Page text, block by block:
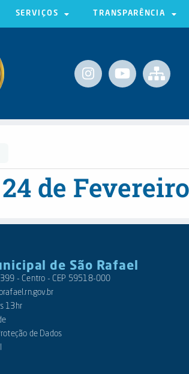
SERVIÇOS TRANSPARÊNCIA
de
de São Rafael
399 - Centro - CEP 59518-000
13hr
de Dados